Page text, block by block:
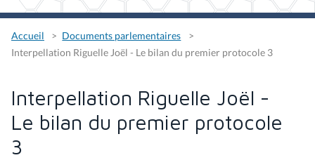
Accueil
Documents parlementaires
Interpellation Riguelle Joël - Le bilan du premier protocole 3
Interpellation Riguelle Joël -
Le bilan du premier protocole
3